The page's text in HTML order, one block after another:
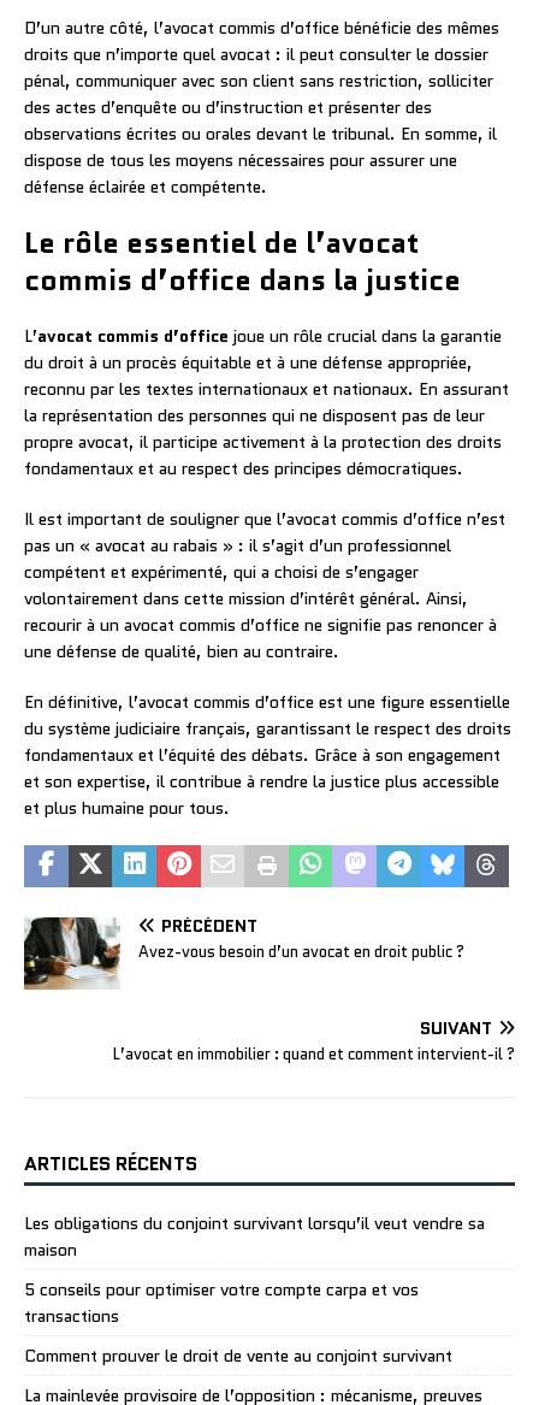
D’un autre côté, l’avocat commis d’office bénéficie des mêmes
droits que n’importe quel avocat : il peut consulter le dossier
pénal, communiquer avec son client sans restriction, solliciter
des actes d’enquête ou d’instruction et présenter des
observations écrites ou orales devant le tribunal. En somme, il
dispose de tous les moyens nécessaires pour assurer une
défense éclairée et compétente.
Le rôle essentiel de l’avocat
commis d’office dans la justice
L’avocat commis d’office joue un rôle crucial dans la garantie
du droit à un procès équitable et à une défense appropriée,
reconnu par les textes internationaux et nationaux. En assurant
la représentation des personnes qui ne disposent pas de leur
propre avocat, il participe activement à la protection des droits
fondamentaux et au respect des principes démocratiques.
Il est important de souligner que l’avocat commis d’office n’est
pas un « avocat au rabais » : il s’agit d’un professionnel
compétent et expérimenté, qui a choisi de s’engager
volontairement dans cette mission d’intérêt général. Ainsi,
recourir à un avocat commis d’office ne signifie pas renoncer à
une défense de qualité, bien au contraire.
En définitive, l’avocat commis d’office est une figure essentielle
du système judiciaire français, garantissant le respect des droits
fondamentaux et l’équité des débats. Grâce à son engagement
et son expertise, il contribue à rendre la justice plus accessible
et plus humaine pour tous.
PRÉCÉDENT
Avez-vous besoin d’un avocat en droit public ?
SUIVANT
L’avocat en immobilier : quand et comment intervient-il ?
ARTICLES RÉCENTS
Les obligations du conjoint survivant lorsqu’il veut vendre sa
maison
5 conseils pour optimiser votre compte carpa et vos
transactions
Comment prouver le droit de vente au conjoint survivant
La mainlevée provisoire de l’opposition : mécanisme, preuves